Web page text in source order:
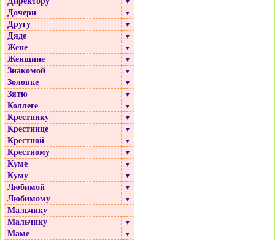
▼
Дочери ▼
Другу ▼
Дяде ▼
Жене ▼
Женщине ▼
Знакомой ▼
Золовке ▼
Зятю ▼
Коллеге ▼
Крестнику ▼
Крестнице ▼
Крестной ▼
Крестному ▼
Куме ▼
Куму ▼
Любимой ▼
Любимому ▼
Мальчику
Мальчику
▼
Маме ▼